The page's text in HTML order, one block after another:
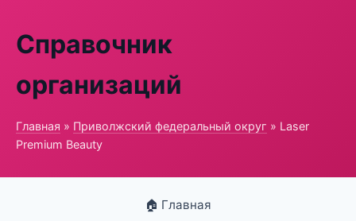
Справочник
организаций
Главная » Приволжский федеральный округ » Laser
Premium Beauty
🏠 Главная